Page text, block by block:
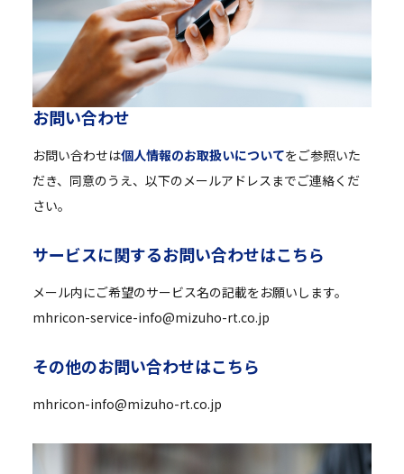
お問い合わせ
お問い合わせは個人情報のお取扱いについてをご参照いた
だき、同意のうえ、以下のメールアドレスまでご連絡くだ
さい。
サービスに関するお問い合わせはこちら
メール内にご希望のサービス名の記載をお願いします。
mhricon-service-info@mizuho-rt.co.jp
その他のお問い合わせはこちら
mhricon-info@mizuho-rt.co.jp